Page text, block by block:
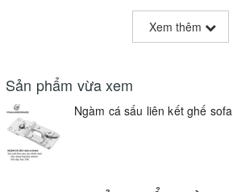
Sản phẩm giúp liên kết các ghế sofa đơn
bộ sofa lớn hơn, phù hợp với không gian
Thiết Kế Chắc Chắn:
Được làm từ vật liệu bền bỉ, pát ngàm cá
chắc và khả năng chịu tải lớn, mang lại sự
Lắp Đặt Dễ Dàng
Xem thêm
Sản phẩm vừa xem
Ngàm cá sấu liên kết ghế